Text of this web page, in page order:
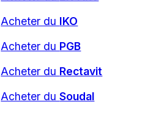
Acheter du IKO
Acheter du PGB
Acheter du Rectavit
Acheter duSoudal